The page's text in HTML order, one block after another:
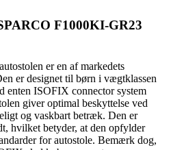
F1000KI-GR23
er en af markedets
er designet til børn i vægtklassen
enten ISOFIX connector system
giver optimal beskyttelse ved
og vaskbart betræk. Den er
hvilket betyder, at den opfylder
for autostole. Bemærk dog,